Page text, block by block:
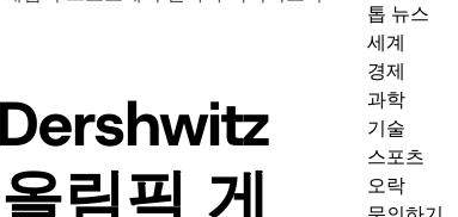
림픽 게
톱 뉴스
세계
경제
과학
기술
스포츠
오락